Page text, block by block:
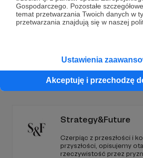
Gospodarczego. Pozostałe
temat przetwarzania Twoich danych w
przetwarzania znajdują się w naszej
Ustawienia
Akceptuję i przechodzę
Zostań
Promowani autorzy
Strategy&Future
Czerpiąc z przeszłości i
przyszłości, opisujemy
rzeczywistość przez